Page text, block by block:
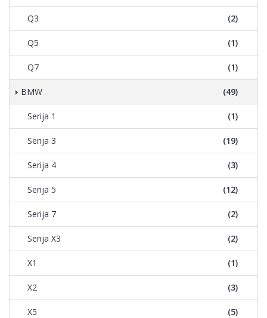
Q3 (2)
Q5 (1)
Q7 (1)
BMW (49)
Serija 1 (1)
Serija 3 (19)
Serija 4 (3)
Serija 5 (12)
Serija 7 (2)
Serija X3 (2)
X1 (1)
X2 (3)
X5 (5)